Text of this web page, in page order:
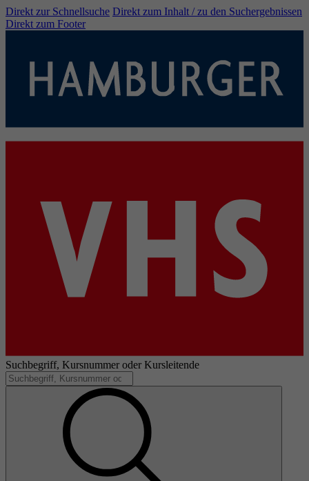
Direkt zur Schnellsuche Direkt zum Inhalt / zu den Suchergebnissen
Direkt zum Footer
Suchbegriff, Kursnummer oder Kursleitende